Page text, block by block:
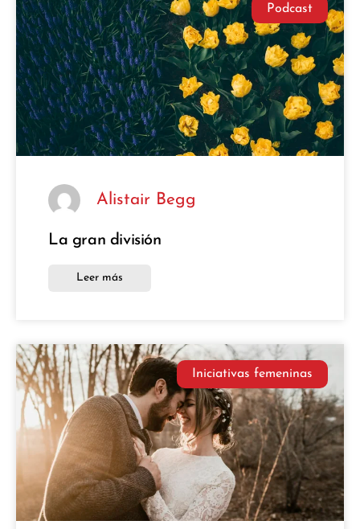
Podcast
Alistair Begg
La gran división
Leer más
Iniciativas femeninas